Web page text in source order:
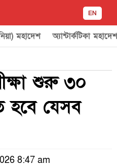
EN
মহাদেশ অ্যান্টার্কটিকা মহাদেশ
শুরু ৩০
হবে যেসব
8:47 am